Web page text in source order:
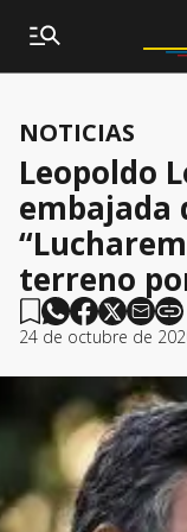
NOTICIAS
Leopoldo
embajada
terreno
24 de octubre de